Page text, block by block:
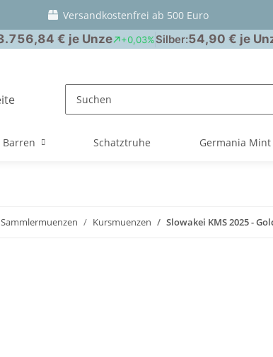
Versandkostenfrei ab 500 Euro
Barren Schatztruhe Germania Mint
Sammlermuenzen Kursmuenzen Slowakei KMS 2025 -